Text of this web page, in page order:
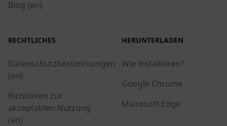
Blog (en)
RECHTLICHES
Datenschutzbestimmungen
(en)
Richtlinien zur
akzeptablen Nutzung
(en)
HERUNTERLADEN
Wie installieren?
Google Chrome
Microsoft Edge